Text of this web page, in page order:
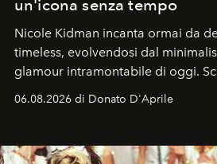
un'icona senza tempo
Nicole Kidman incanta ormai da
timeless, evolvendosi dal
glamour intramontabile di oggi.
Italia la sua style evolution.
06.08.2026 di Donato D'Aprile